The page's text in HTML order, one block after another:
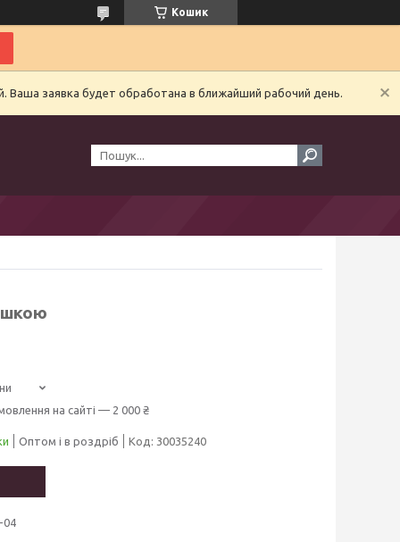
Кошик
Ваша заявка будет обработана в ближайший рабочий день.
на сайті — 2 000 ₴
Оптом і в роздріб Код: 30035240
04